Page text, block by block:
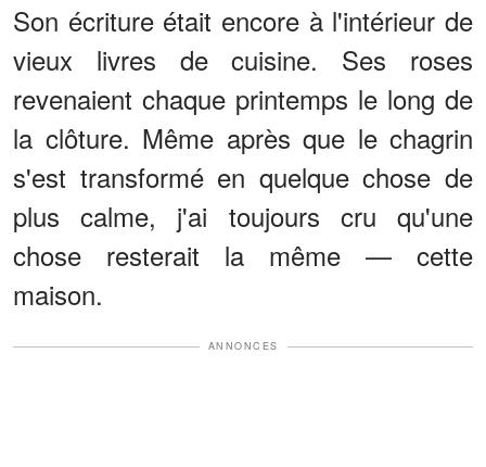
Son écriture était encore à l'intérieur de
vieux livres de cuisine. Ses roses
revenaient chaque printemps le long de
la clôture. Même après que le chagrin
s'est transformé en quelque chose de
plus calme, j'ai toujours cru qu'une
chose resterait la même — cette
maison.
ANNONCES